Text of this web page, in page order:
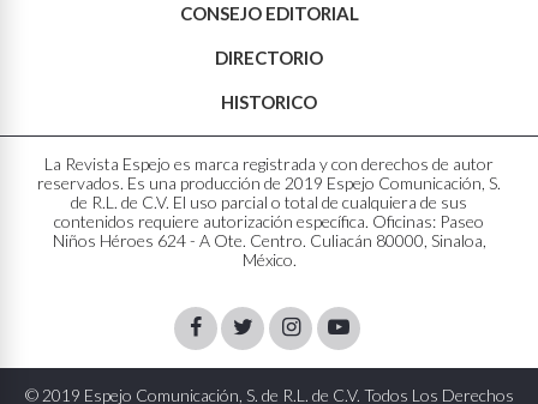
CONSEJO EDITORIAL
DIRECTORIO
HISTORICO
La Revista Espejo es marca registrada y con derechos de autor
reservados. Es una producción de 2019 Espejo Comunicación, S.
de R.L. de C.V. El uso parcial o total de cualquiera de sus
contenidos requiere autorización específica. Oficinas: Paseo
Niños Héroes 624 - A Ote. Centro. Culiacán 80000, Sinaloa,
México.
FacebookTwitterInstagram
Youtube
© 2019 Espejo Comunicación, S. de R.L. de C.V. Todos Los Derechos